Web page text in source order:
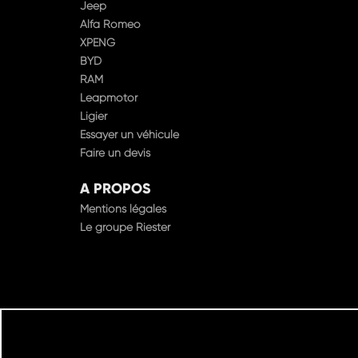
Jeep
Alfa Romeo
XPENG
BYD
RAM
Leapmotor
Ligier
Essayer un véhicule
Faire un devis
A PROPOS
Mentions légales
Le groupe Riester